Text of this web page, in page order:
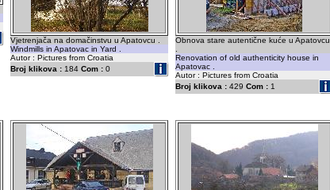
Vjetrenjača na domačinstvu u Apatovcu .
Windmills in Apatovac in Yard .
Autor : Pictures from Croatia
Broj klikova : 184 Com : 0
Obnova stare autentične kuće u Apatovcu
Renovation of old authenticity house in
Apatovac .
Autor : Pictures from Croatia
Broj klikova : 429 Com : 1